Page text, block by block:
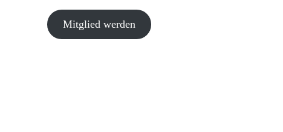
Mitglied werden